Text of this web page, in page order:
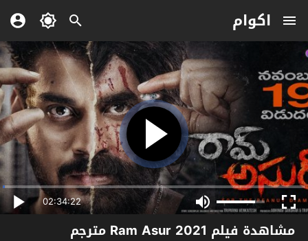
اكوام
02:34:22
مشاهدة فيلم Ram Asur 2021 مترجم